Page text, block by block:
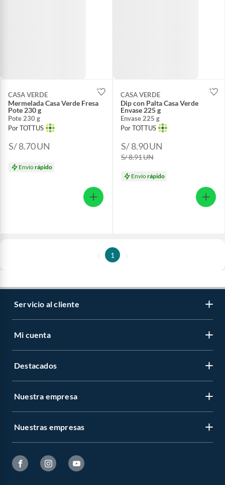
CASA VERDE
Mermelada Casa Verde Fresa
Pote 230 g
Pote 230 g
Por TOTTUS
S/ 8.70UN
Envíorápido
CASA VERDE
Dip con Palta Casa Verde
Envase 225 g
Envase 225 g
Por TOTTUS
S/ 8.90UN
S/ 8.91UN
Envíorápido
1
Servicio al cliente
Mi cuenta
Destacados
Nuestra empresa
Nuestras empresas